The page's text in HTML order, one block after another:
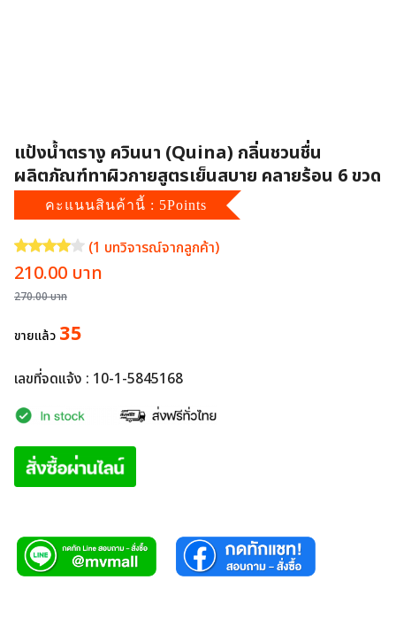
แป้งน้ำตรางู ควินนา (Quina) กลิ่นชวนชื่น
ผลิตภัณฑ์ทาผิวกายสูตรเย็นสบาย คลายร้อน 6 ขวด
คะแนนสินค้านี้ : 5Points
ให้คะแนน4.00จาก 5 คะแนนเต็มบน1
(1 บทวิจารณ์จากลูกค้า)
270.00บาท
Original
price
was:
210.00 บาท
ขายแล้ว 35
เลขที่จดแจ้ง : 10-1-5845168